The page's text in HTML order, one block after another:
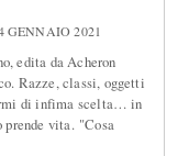
GENNAIO 2021
edita da Acheron
Razze, classi, oggetti
di infima scelta… in
vita. "Cosa